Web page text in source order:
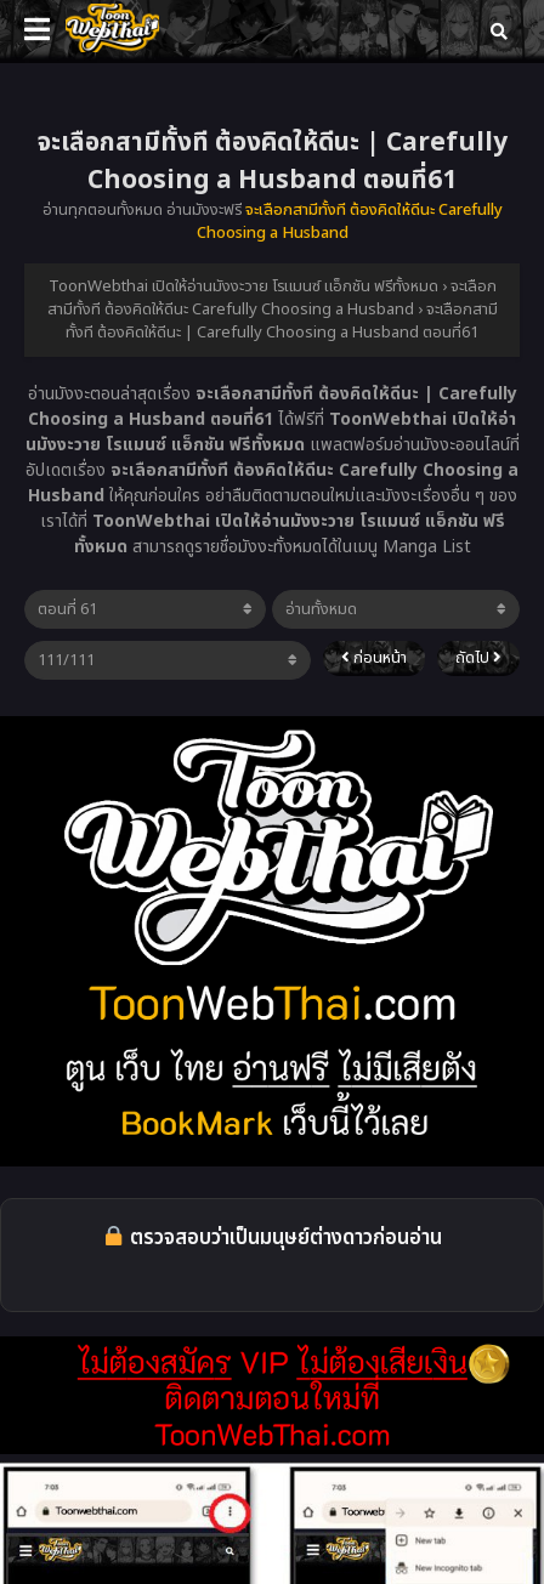
จะเลือกสามีทั้งที ต้องคิดให้ดีนะ | Carefully
Choosing a Husband ตอนที่61
อ่านทุกตอนทั้งหมด อ่านมังงะฟรีจะเลือกสามีทั้งที ต้องคิดให้ดีนะ Carefully
Choosing a Husband
ToonWebthai เปิดให้อ่านมังงะวาย โรแมนซ์ แอ็กชัน ฟรีทั้งหมด ›จะเลือก
สามีทั้งที ต้องคิดให้ดีนะ Carefully Choosing a Husband ›จะเลือกสามี
ทั้งที ต้องคิดให้ดีนะ | Carefully Choosing a Husband ตอนที่61
อ่านมังงะตอนล่าสุดเรื่อง จะเลือกสามีทั้งที ต้องคิดให้ดีนะ | Carefully
Choosing a Husband ตอนที่61 ได้ฟรีที่ ToonWebthai เปิดให้อ่า
นมังงะวาย โรแมนซ์ แอ็กชัน ฟรีทั้งหมด แพลตฟอร์มอ่านมังงะออนไลน์ที่
อัปเดตเรื่อง จะเลือกสามีทั้งที ต้องคิดให้ดีนะ Carefully Choosing a
Husband ให้คุณก่อนใคร อย่าลืมติดตามตอนใหม่และมังงะเรื่องอื่น ๆ ของ
เราได้ที่ ToonWebthai เปิดให้อ่านมังงะวาย โรแมนซ์ แอ็กชัน ฟรี
ทั้งหมด สามารถดูรายชื่อมังงะทั้งหมดได้ในเมนู Manga List
ก่อนหน้า ถัดไป
ตรวจสอบว่าเป็นมนุษย์ต่างดาวก่อนอ่าน